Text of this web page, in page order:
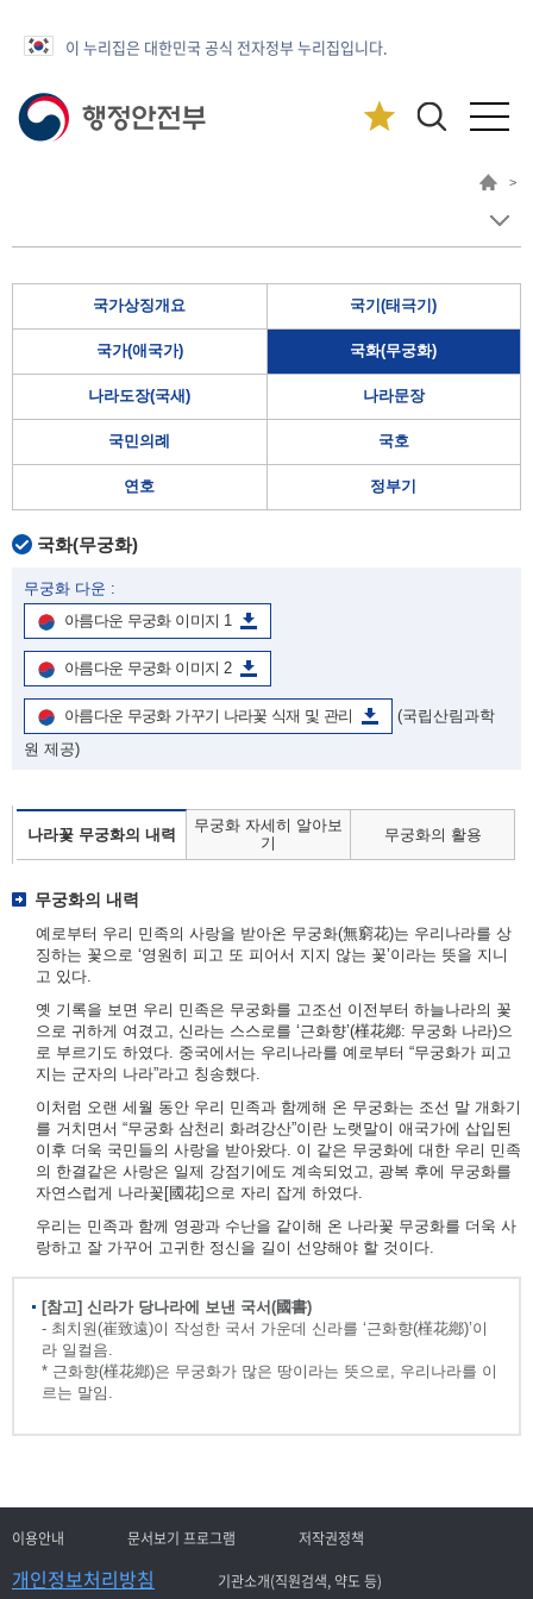
이 누리집은 대한민국 공식 전자정부 누리집입니다.
>
국가상징개요 국기(태극기)
국가(애국가) 국화(무궁화)
나라도장(국새) 나라문장
국민의례 국호
연호 정부기
국화(무궁화)
무궁화 다운 :
아름다운 무궁화 이미지 1
아름다운 무궁화 이미지 2
아름다운 무궁화 가꾸기 나라꽃 식재 및 관리
(국립산림과학
원 제공)
나라꽃 무궁화의 내력
무궁화 자세히 알아보
기
무궁화의 활용
무궁화의 내력
예로부터 우리 민족의 사랑을 받아온 무궁화(無窮花)는 우리나라를 상
징하는 꽃으로 ‘영원히 피고 또 피어서 지지 않는 꽃’이라는 뜻을 지니
고 있다.
옛 기록을 보면 우리 민족은 무궁화를 고조선 이전부터 하늘나라의 꽃
으로 귀하게 여겼고, 신라는 스스로를 ‘근화향’(槿花鄕: 무궁화 나라)으
로 부르기도 하였다. 중국에서는 우리나라를 예로부터 “무궁화가 피고
지는 군자의 나라”라고 칭송했다.
이처럼 오랜 세월 동안 우리 민족과 함께해 온 무궁화는 조선 말 개화기
를 거치면서 “무궁화 삼천리 화려강산”이란 노랫말이 애국가에 삽입된
이후 더욱 국민들의 사랑을 받아왔다. 이 같은 무궁화에 대한 우리 민족
의 한결같은 사랑은 일제 강점기에도 계속되었고, 광복 후에 무궁화를
자연스럽게 나라꽃[國花]으로 자리 잡게 하였다.
우리는 민족과 함께 영광과 수난을 같이해 온 나라꽃 무궁화를 더욱 사
랑하고 잘 가꾸어 고귀한 정신을 길이 선양해야 할 것이다.
[참고] 신라가 당나라에 보낸 국서(國書)
- 최치원(崔致遠)이 작성한 국서 가운데 신라를 ‘근화향(槿花鄕)’이
라 일컬음.
* 근화향(槿花鄕)은 무궁화가 많은 땅이라는 뜻으로, 우리나라를 이
르는 말임.
이용안내 문서보기 프로그램 저작권정책
개인정보처리방침 기관소개(직원검색, 약도 등)